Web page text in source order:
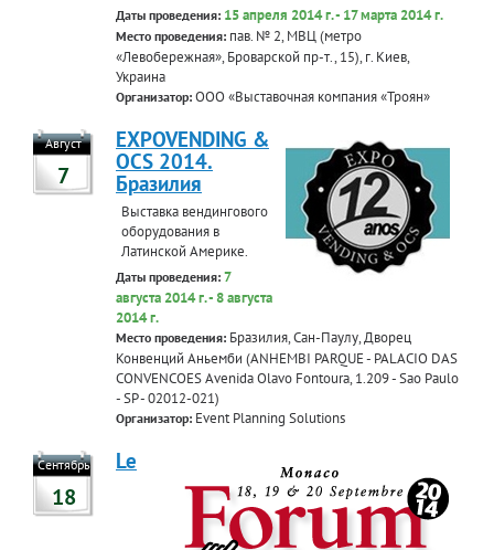
Даты проведения: 15 апреля 2014 г. - 17 марта 2014 г.
Место проведения: пав. № 2, МВЦ (метро
«Левобережная», Броварской пр-т., 15), г. Киев,
Украина
Организатор: ООО «Выставочная компания «Троян»
Август
7
EXPOVENDING &
OCS 2014.
Бразилия
Выставка вендингового
оборудования в
Латинской Америке.
Даты проведения: 7
августа 2014 г. - 8 августа
2014 г.
Место проведения: Бразилия, Сан-Паулу, Дворец
Конвенций Аньемби (ANHEMBI PARQUE - PALACIO DAS
CONVENCOES Avenida Olavo Fontoura, 1.209 - Sao Paulo
- SP - 02012-021)
Организатор: Event Planning Solutions
Сентябрь
18
Le